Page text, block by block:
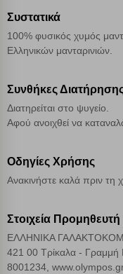
Συστατικά
100% φυσικός χυμός
Ελληνικών μανταρινιών.
Συνθήκες
Διατηρείται στο ψυγείο.
Αφού ανοιχθεί να
Οδηγίες Χρήσης
Ανακινήστε καλά πριν τη
Στοιχεία Προμηθευτή
ΕΛΛΗΝΙΚΑ
421 00 Τρίκαλα -
8001234,